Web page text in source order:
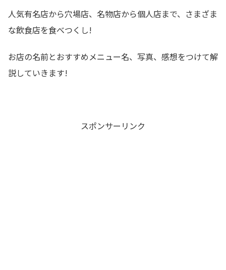
人気有名店から穴場店、名物店から個人店まで、さまざま
な飲食店を食べつくし!
お店の名前とおすすめメニュー名、写真、感想をつけて解
説していきます!
スポンサーリンク